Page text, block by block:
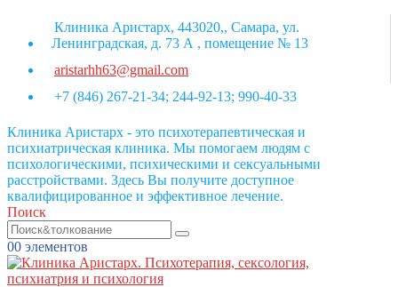
Клиника Аристарх, 443020,, Самара, ул.
Ленинградская, д. 73 А , помещение № 13
aristarhh63@gmail.com
+7 (846) 267-21-34; 244-92-13; 990-40-33
Клиника Аристарх - это психотерапевтическая и
психиатрическая клиника. Мы помогаем людям с
психологическими, психическими и сексуальными
расстройствами. Здесь Вы получите доступное
квалифицированное и эффективное лечение.
Поиск
00 элементов